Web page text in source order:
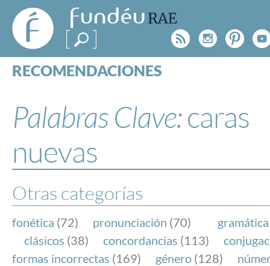
FundéuRAE
- Fundación
del Español
Urgente
Rss
RECOMENDACIONES
ESPECIALES
BLOG
NOTICIAS
FundéuRAE es una fundación patrocinada por la
y la Real Academia Española, cuyo objetivo es
el buen uso del español en los medios de
Internet.
Palabras Clave:caras
nuevas
Otras categorías
fonética (72) pronunciación (70) gramática
clásicos (38) concordancias (113)
formas incorrectas (169) género (128)